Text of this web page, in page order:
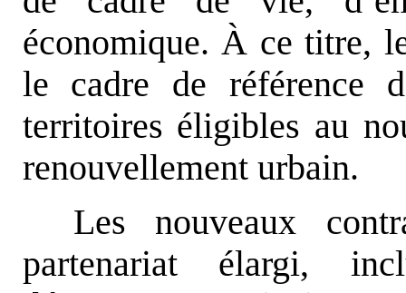
économique. À ce titre,
le cadre de référence
territoires éligibles au
renouvellement urbain.
Les nouveaux
partenariat élargi,